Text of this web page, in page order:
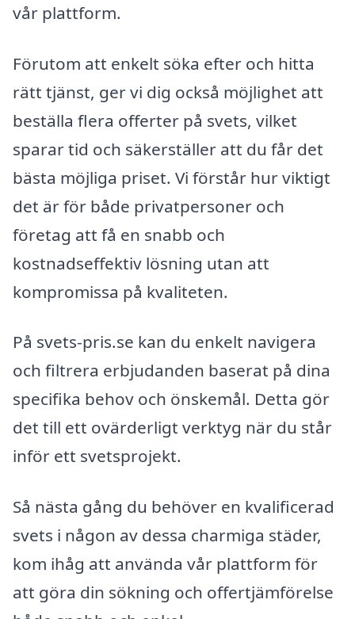
vår plattform.
Förutom att enkelt söka efter och hitta
rätt tjänst, ger vi dig också möjlighet att
beställa flera offerter på svets, vilket
sparar tid och säkerställer att du får det
bästa möjliga priset. Vi förstår hur viktigt
det är för både privatpersoner och
företag att få en snabb och
kostnadseffektiv lösning utan att
kompromissa på kvaliteten.
På svets-pris.se kan du enkelt navigera
och filtrera erbjudanden baserat på dina
specifika behov och önskemål. Detta gör
det till ett ovärderligt verktyg när du står
inför ett svetsprojekt.
Så nästa gång du behöver en kvalificerad
svets i någon av dessa charmiga städer,
kom ihåg att använda vår plattform för
att göra din sökning och offertjämförelse